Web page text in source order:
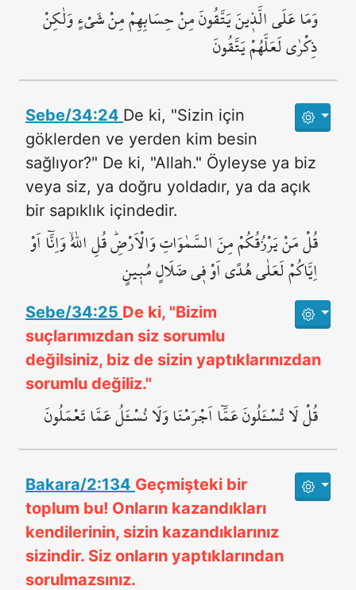
وَمَا عَلَى الَّذ۪ينَ يَتَّقُونَ مِنْ حِسَابِهِمْ مِنْ شَيْءٍ وَلٰكِنْ
ذِكْرٰى لَعَلَّهُمْ يَتَّقُونَ
Sebe/34:24 De ki, "Sizin için
göklerden ve yerden kim besin
sağlıyor?" De ki, "Allah." Öyleyse ya biz
veya siz, ya doğru yoldadır, ya da açık
bir sapıklık içindedir.
قُلْ مَنْ يَرْزُقُكُمْ مِنَ السَّمٰوَاتِ وَالْاَرْضِۜ قُلِ اللّٰهُۙ وَاِنَّٓا اَوْ
اِيَّاكُمْ لَعَلٰى هُدًى اَوْ ف۪ي ضَلَالٍ مُب۪ينٍ
Sebe/34:25 De ki, "Bizim
suçlarımızdan siz sorumlu
değilsiniz, biz de sizin yaptıklarınızdan
sorumlu değiliz."
قُلْ لَا تُسْـَٔلُونَ عَمَّٓا اَجْرَمْنَا وَلَا نُسْـَٔلُ عَمَّا تَعْمَلُونَ
Bakara/2:134 Geçmişteki bir
toplum bu! Onların kazandıkları
kendilerinin, sizin kazandıklarınız
sizindir. Siz onların yaptıklarından
sorulmazsınız.